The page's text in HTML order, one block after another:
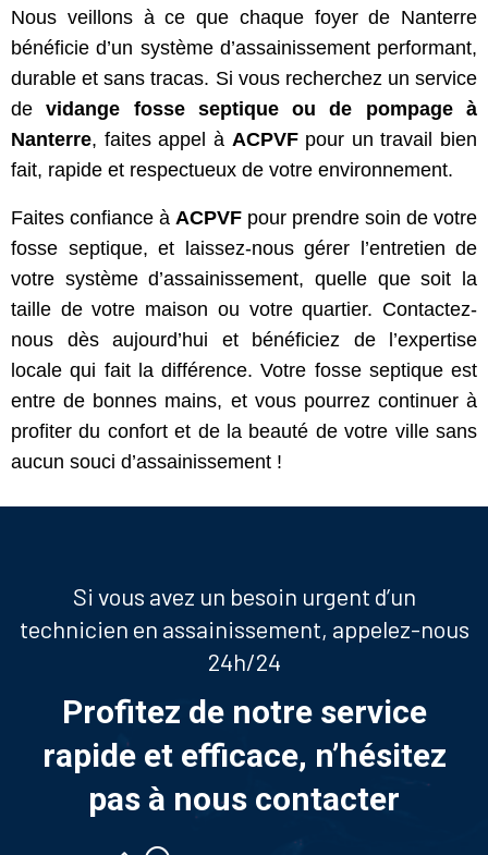
Nous veillons à ce que chaque foyer de Nanterre
bénéficie d’un système d’assainissement performant,
durable et sans tracas. Si vous recherchez un service
devidange fosse septique ou de pompage à
Nanterre, faites appel à ACPVFpour un travail bien
fait, rapide et respectueux de votre environnement.
Faites confiance à ACPVF pour prendre soin de votre
fosse septique, et laissez-nous gérer l’entretien de
votre système d’assainissement, quelle que soit la
taille de votre maison ou votre quartier. Contactez-
nous dès aujourd’hui et bénéficiez de l’expertise
locale qui fait la différence. Votre fosse septique est
entre de bonnes mains, et vous pourrez continuer à
profiter du confort et de la beauté de votre ville sans
aucun souci d’assainissement !
Si vous avez un besoin urgent d’un
technicien en assainissement, appelez-nous
24h/24
Profitez de notre service
rapide et efficace, n’hésitez
pas à nous contacter